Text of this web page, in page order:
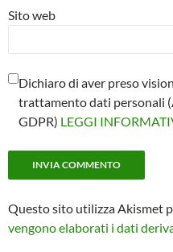
Sito web
Dichiaro di aver preso
trattamento dati personali
GDPR) LEGGI
Questo sito utilizza Akismet
vengono elaborati i dati